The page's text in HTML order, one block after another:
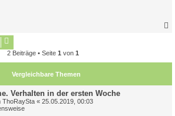
2 Beiträge • Seite 1 von 1
Vergleichbare Themen
Verhalten in der ersten Woche
ThoRaySta « 25.05.2019, 00:03